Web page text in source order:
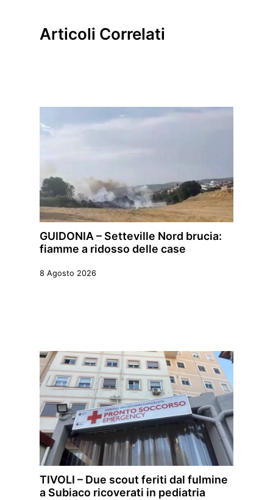
Articoli Correlati
GUIDONIA – Setteville Nord brucia:
fiamme a ridosso delle case
8 Agosto 2026
TIVOLI – Due scout feriti dal fulmine
a Subiaco ricoverati in pediatria